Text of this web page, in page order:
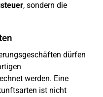
, sondern die
dürfen
werden. Eine
ist nicht